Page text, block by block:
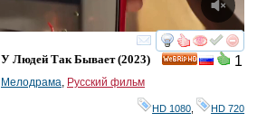
смотреть
1
У Людей Так Бывает(2023)
Мелодрама, Русский фильм
HD 1080, HD 720